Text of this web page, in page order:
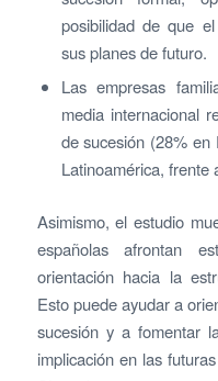
posibilidad de que
sus planes de futuro.
Las empresas
media internacional
de sucesión (28%
Latinoamérica, frente
Asimismo, el estudio
españolas afrontan
orientación hacia la
Esto puede ayudar a
sucesión y a fomentar
implicación en las